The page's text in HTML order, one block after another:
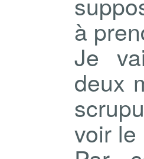
à
Je
deux
voir